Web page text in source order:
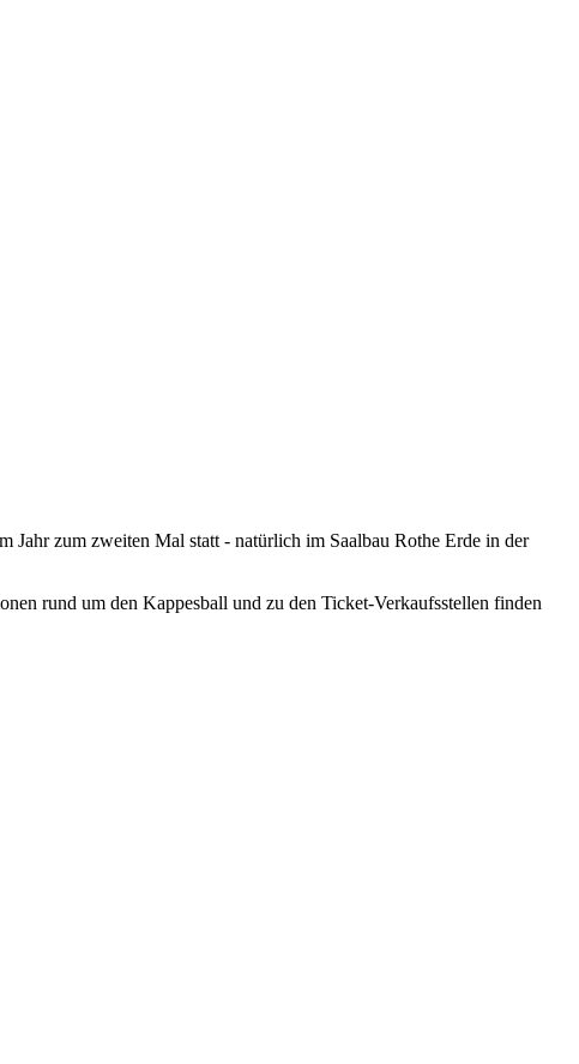
Jahr zum zweiten Mal statt - natürlich im Saalbau Rothe Erde in der
rund um den Kappesball und zu den Ticket-Verkaufsstellen finden